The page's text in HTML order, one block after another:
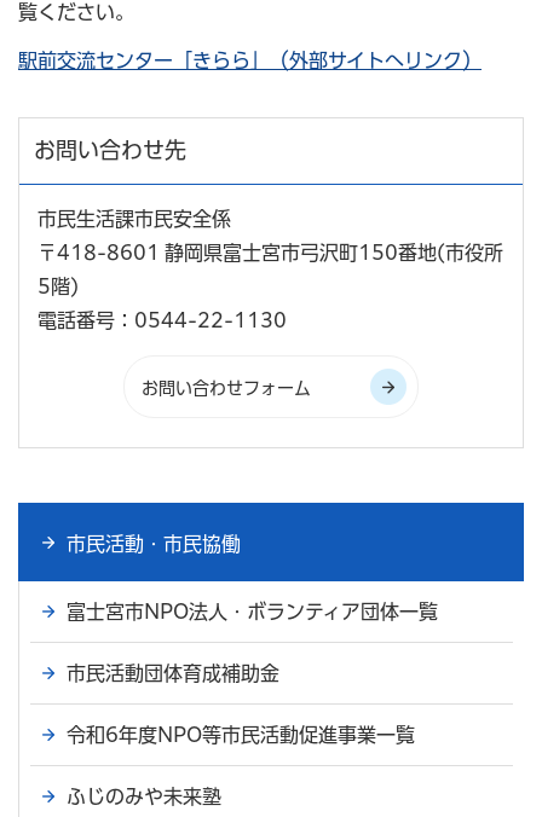
覧ください。
駅前交流センター「きらら」（外部サイトへリンク）
お問い合わせ先
市民生活課市民安全係
〒418-8601 静岡県富士宮市弓沢町150番地(市役所
5階)
電話番号：0544-22-1130
市民活動・市民協働
富士宮市NPO法人・ボランティア団体一覧
市民活動団体育成補助金
令和6年度NPO等市民活動促進事業一覧
ふじのみや未来塾